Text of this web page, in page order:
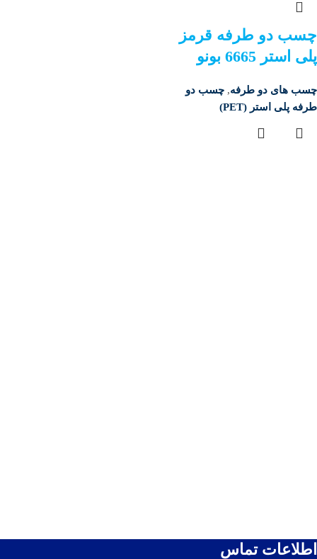
چسب دو طرفه قرمز
پلی استر 6665 بونو
چسب های دو طرفه, چسب دو
طرفه پلی استر (PET)
اطلاعات تماس